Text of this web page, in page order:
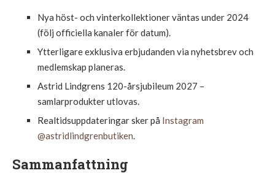
Nya höst- och vinterkollektioner väntas under 2024
(följ officiella kanaler för datum).
Ytterligare exklusiva erbjudanden via nyhetsbrev och
medlemskap planeras.
Astrid Lindgrens 120-årsjubileum 2027 –
samlarprodukter utlovas.
Realtidsuppdateringar sker på Instagram
@astridlindgrenbutiken
Sammanfattning